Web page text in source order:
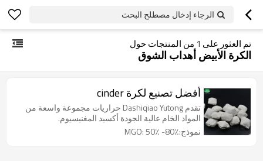
الرجاء إدخال مصطلح البحث
تم العثور على 1 من المنتجات حول
الكرة الأبيض أهداب الشوق
أفضل تصنيع لكرة cinder
تقدم Dashiqiao Yutong حراريات مجموعة واسعة من
المواد الخام عالية الجودة أكسيد المغنيسيوم.
نموذج:MGO: 50٪ -80٪